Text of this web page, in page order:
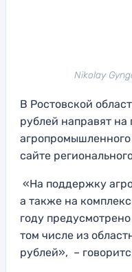
Nikolay
В Ростовской
рублей направят
сайте
«На поддержку
а также на
году
том числе из
рублей», –